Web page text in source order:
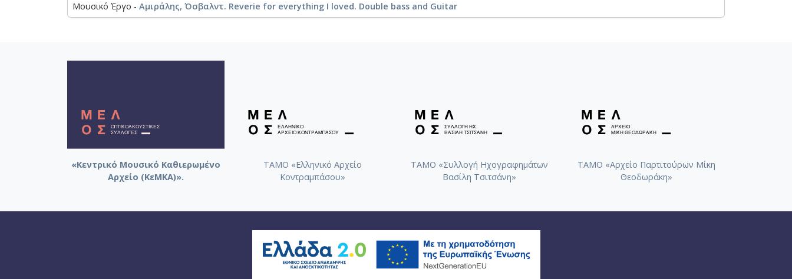
Μουσικό Έργο - Αμιράλης, Όσβαλντ. Reverie for everything I loved. Double bass and Guitar
«Κεντρικό Μουσικό Καθιερωμένο
Αρχείο (ΚεΜΚΑ)».
ΤΑΜΟ «Ελληνικό Αρχείο
Κοντραμπάσου»
ΤΑΜΟ «Συλλογή Ηχογραφημάτων
Βασίλη Τσιτσάνη»
ΤΑΜΟ «Αρχείο Παρτιτούρων Μίκη
Θεοδωράκη»